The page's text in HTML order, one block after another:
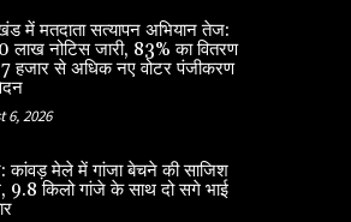
में मतदाता सत्यापन अभियान तेज:
लाख नोटिस जारी, 83% का वितरण
हजार से अधिक नए वोटर पंजीकरण
6, 2026
कांवड़ मेले में गांजा बेचने की साजिश
9.8 किलो गांजे के साथ दो सगे भाई